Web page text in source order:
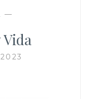
—
Vida